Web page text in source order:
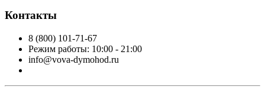
Контакты
8 (800) 101-71-67
Режим работы: 10:00 - 21:00
info@vova-dymohod.ru